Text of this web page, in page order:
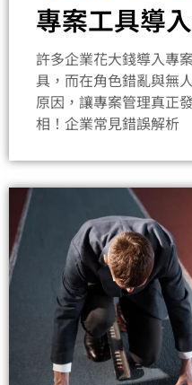
專案工具導
許多企業花大錢導入專
具，而在角色錯亂與無
原因，讓專案管理真正
相！企業常見錯誤解析